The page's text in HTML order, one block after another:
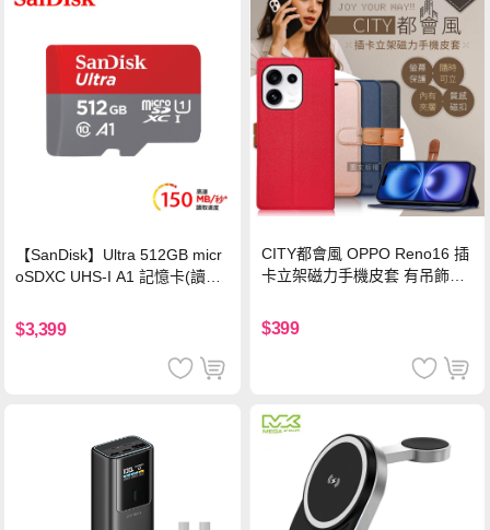
【SanDisk】Ultra 512GB micr
oSDXC UHS-I A1 記憶卡(讀取
$3,399
CITY都會風 OPPO Reno16 插
卡立架磁力手機皮套 有吊飾孔
$399